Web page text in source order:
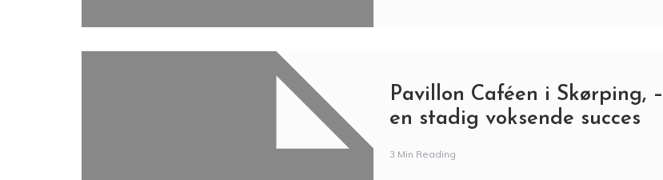
Pavillon Caféen i Skørping, –
en stadig voksende succes
3 Min Reading